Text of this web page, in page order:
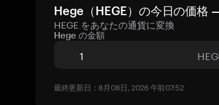
Hege（HEGE）の今日の価格
HEGE をあなたの通貨に変換
Hege の金額
最終更新日：8月08日, 2026 午前07:52